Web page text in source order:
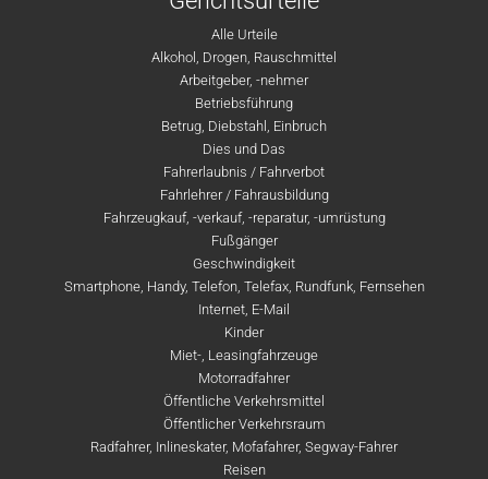
Alle Urteile
Alkohol, Drogen, Rauschmittel
Arbeitgeber, -nehmer
Betriebsführung
Betrug, Diebstahl, Einbruch
Dies und Das
Fahrerlaubnis / Fahrverbot
Fahrlehrer / Fahrausbildung
Fahrzeugkauf, -verkauf, -reparatur, -umrüstung
Fußgänger
Geschwindigkeit
Smartphone, Handy, Telefon, Telefax, Rundfunk, Fernsehen
Internet, E-Mail
Kinder
Miet-, Leasingfahrzeuge
Motorradfahrer
Öffentliche Verkehrsmittel
Öffentlicher Verkehrsraum
Radfahrer, Inlineskater, Mofafahrer, Segway-Fahrer
Reisen